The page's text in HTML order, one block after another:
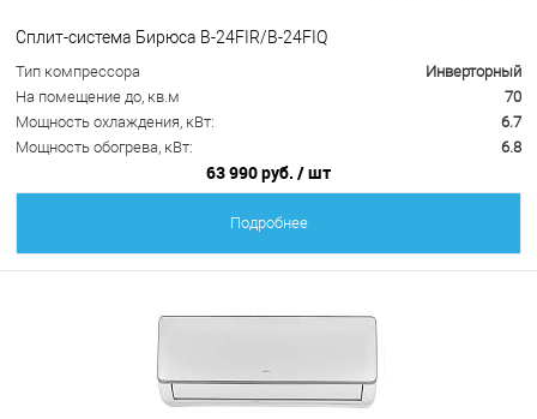
Сплит-система Бирюса B-24FIR/B-24FIQ
Тип компрессора
Инверторный
На помещение до, кв.м
70
Мощность охлаждения, кВт:
6.7
Мощность обогрева, кВт:
6.8
63 990 руб. / шт
Подробнее